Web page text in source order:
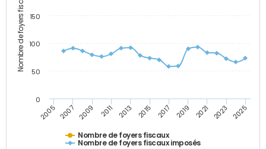
Nombre de foyers fiscaux
Nombre de foyers fiscaux
Nombre de foyers fiscaux imposés
2005 2007 2009 2011 2013 2015 2017 2019 2021 2023 2025
0
50
100
150